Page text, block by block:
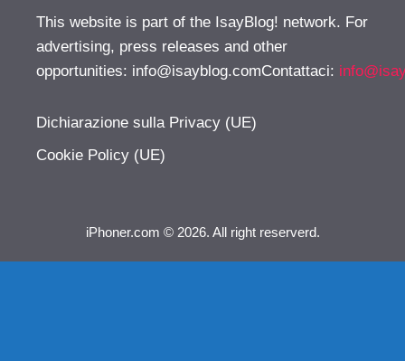
This website is part of the IsayBlog! network. For
advertising, press releases and other
opportunities: info@isayblog.comContattaci:
Dichiarazione sulla Privacy (UE)
Cookie Policy (UE)
iPhoner.com © 2026. All right reserverd.